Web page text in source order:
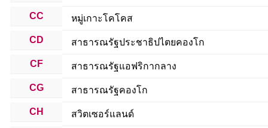
CC หมู่เกาะโคโคส
CD สาธารณรัฐประชาธิปไตยคองโก
CF สาธารณรัฐแอฟริกากลาง
CG สาธารณรัฐคองโก
CH สวิตเซอร์แลนด์